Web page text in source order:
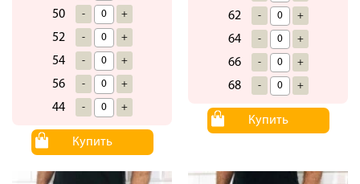
50 - +
52 - +
54 - +
56 - +
44 - +
Купить
62 - +
64 - +
66 - +
68 - +
Купить